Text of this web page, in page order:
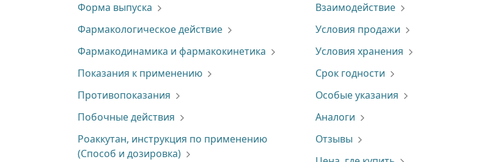
Форма выпуска
Фармакологическое действие
Фармакодинамика и фармакокинетика
Показания к применению
Противопоказания
Побочные действия
Роаккутан, инструкция по применению
(Способ и дозировка)
Взаимодействие
Условия продажи
Условия хранения
Срок годности
Особые указания
Аналоги
Отзывы